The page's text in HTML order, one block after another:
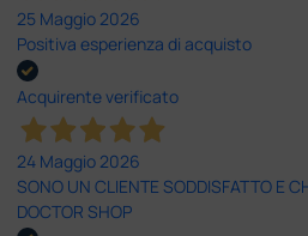
25 Maggio 2026
Positiva esperienza di acquisto
Acquirente verificato
24 Maggio 2026
SONO UN CLIENTE SODDISFATTO E
DOCTOR SHOP